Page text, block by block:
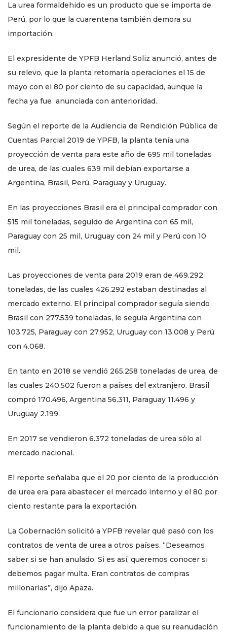
La urea formaldehido es un producto que se importa de
Perú, por lo que la cuarentena también demora su
importación.
El expresidente de YPFB Herland Soliz anunció, antes de
su relevo, que la planta retomaría operaciones el 15 de
mayo con el 80 por ciento de su capacidad, aunque la
fecha ya fue anunciada con anterioridad.
Según el reporte de la Audiencia de Rendición Pública de
Cuentas Parcial 2019 de YPFB, la planta tenía una
proyección de venta para este año de 695 mil toneladas
de urea, de las cuales 639 mil debían exportarse a
Argentina, Brasil, Perú, Paraguay y Uruguay.
En las proyecciones Brasil era el principal comprador con
515 mil toneladas, seguido de Argentina con 65 mil,
Paraguay con 25 mil, Uruguay con 24 mil y Perú con 10
mil.
Las proyecciones de venta para 2019 eran de 469.292
toneladas, de las cuales 426.292 estaban destinadas al
mercado externo. El principal comprador seguía siendo
Brasil con 277.539 toneladas, le seguía Argentina con
103.725, Paraguay con 27.952, Uruguay con 13.008 y Perú
con 4.068.
En tanto en 2018 se vendió 265.258 toneladas de urea, de
las cuales 240.502 fueron a países del extranjero. Brasil
compró 170.496, Argentina 56.311, Paraguay 11.496 y
Uruguay 2.199.
En 2017 se vendieron 6.372 toneladas de urea sólo al
mercado nacional.
El reporte señalaba que el 20 por ciento de la producción
de urea era para abastecer el mercado interno y el 80 por
ciento restante para la exportación.
La Gobernación solicitó a YPFB revelar qué pasó con los
contratos de venta de urea a otros países. “Deseamos
saber si se han anulado. Si es así, queremos conocer si
debemos pagar multa. Eran contratos de compras
millonarias”, dijo Apaza.
El funcionario considera que fue un error paralizar el
funcionamiento de la planta debido a que su reanudación